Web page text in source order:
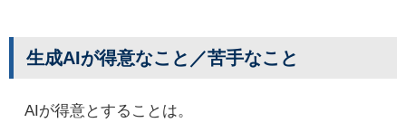
生成AIが得意なこと／苦手なこと
AIが得意とすることは。